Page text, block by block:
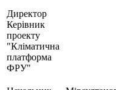
Директор
Керівник
проекту
"Кліматична
платформа
ФРУ"